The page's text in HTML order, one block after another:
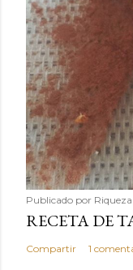
Publicado por
RECETA DE
Compartir 1